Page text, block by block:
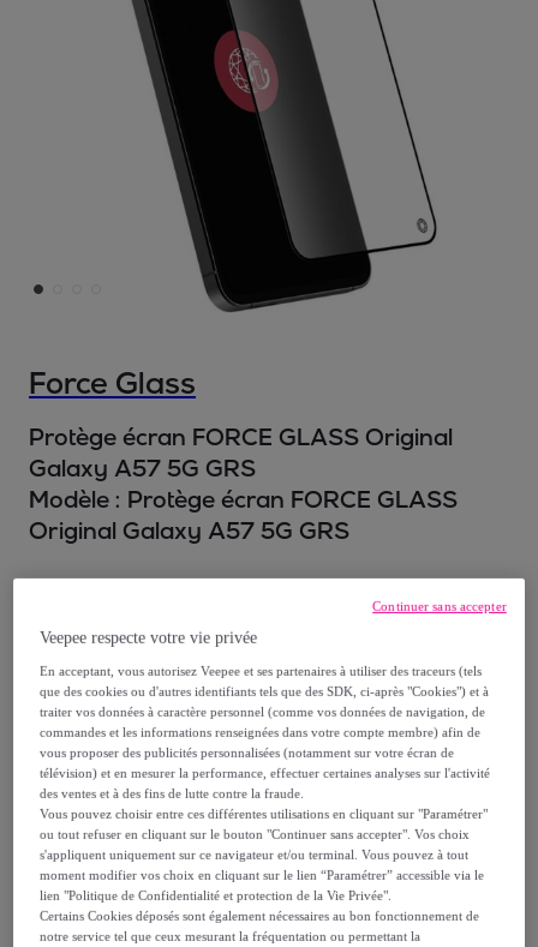
Force Glass
Protège écran FORCE GLASS Original
Galaxy A57 5G GRS
Modèle : Protège écran FORCE GLASS
Original Galaxy A57 5G GRS
Livraison
Livraison offerte par la marque
Livraison estimée: entre le12/08et le15/08
Veepee respecte votre vie privée
En acceptant, vous autorisez Veepee et ses partenaires à utiliser des traceurs (tels
que des cookies ou d'autres identifiants tels que des SDK, ci-après "Cookies") et à
traiter vos données à caractère personnel (comme vos données de navigation, de
commandes et les informations renseignées dans votre compte membre) afin de
vous proposer des publicités personnalisées (notamment sur votre écran de
télévision) et en mesurer la performance, effectuer certaines analyses sur l'activité
des ventes et à des fins de lutte contre la fraude.
Vous pouvez choisir entre ces différentes utilisations en cliquant sur "Paramétrer"
ou tout refuser en cliquant sur le bouton "Continuer sans accepter". Vos choix
s'appliquent uniquement sur ce navigateur et/ou terminal. Vous pouvez à tout
moment modifier vos choix en cliquant sur le lien “Paramétrer” accessible via le
lien "Politique de Confidentialité et protection de la Vie Privée".
Certains Cookies déposés sont également nécessaires au bon fonctionnement de
notre service tel que ceux mesurant la fréquentation ou permettant la
Continuer sans accepter